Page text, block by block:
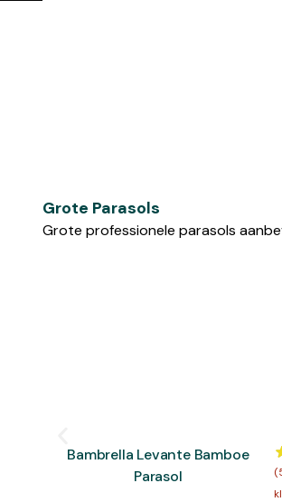
Grote Parasols
Grote professionele parasols
Bambrella Levante Bamboe
Parasol
(